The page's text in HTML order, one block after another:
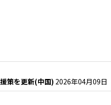
策を更新(中国) 2026年04月09日